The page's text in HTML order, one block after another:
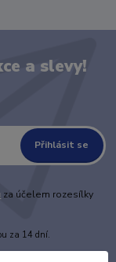
a slevy!
Přihlásit se
za účelem rozesílky
za 14 dní.